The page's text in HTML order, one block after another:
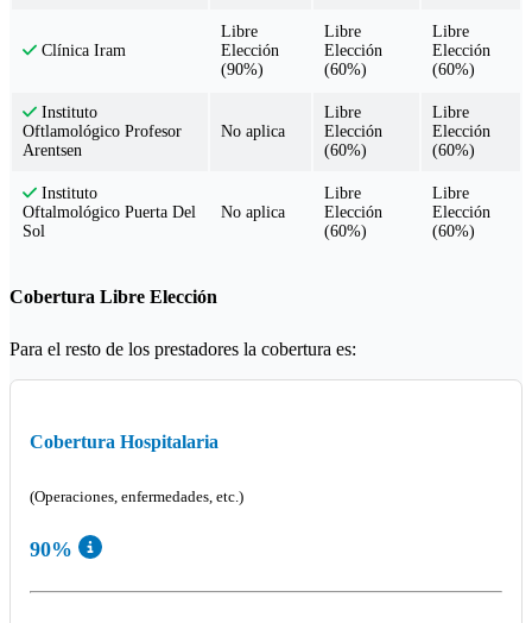
Clínica Iram
Libre
Elección
(90%)
Libre
Elección
(60%)
Libre
Elección
(60%)
Instituto
Oftlamológico Profesor
Arentsen
No aplica
Libre
Elección
(60%)
Libre
Elección
(60%)
Instituto
Oftalmológico Puerta Del
Sol
No aplica
Libre
Elección
(60%)
Libre
Elección
(60%)
Cobertura Libre Elección
Para el resto de los prestadores la cobertura es:
Cobertura Hospitalaria
(Operaciones, enfermedades, etc.)
90%